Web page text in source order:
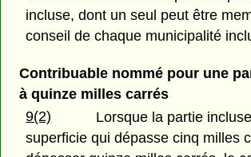
incluse, dont un seul peut être
conseil de chaque municipalité
Contribuable nommé pour une
à quinze milles carrés
9(2)
Lorsque la partie
superficie qui dépasse cinq milles